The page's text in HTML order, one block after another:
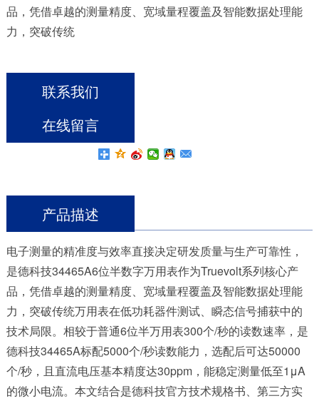
品，凭借卓越的测量精度、宽域量程覆盖及智能数据处理能
力，突破传统
联系我们
在线留言
产品描述
电子测量的精准度与效率直接决定研发质量与生产可靠性，
是德科技34465A6位半数字万用表作为Truevolt系列核心产
品，凭借卓越的测量精度、宽域量程覆盖及智能数据处理能
力，突破传统万用表在低功耗器件测试、瞬态信号捕获中的
技术局限。相较于普通6位半万用表300个/秒的读数速率，是
德科技34465A标配5000个/秒读数能力，选配后可达50000
个/秒，且直流电压基本精度达30ppm，能稳定测量低至1μA
的微小电流。本文结合是德科技官方技术规格书、第三方实